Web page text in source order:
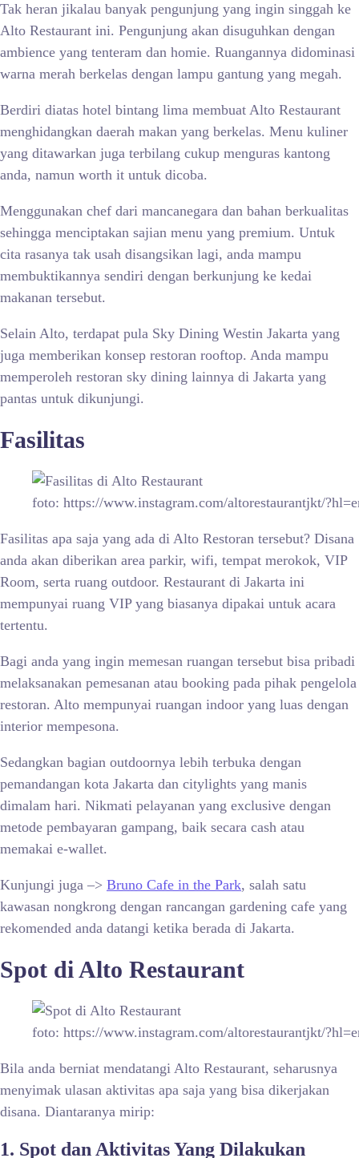
Tak heran jikalau banyak pengunjung yang ingin singgah ke
Alto Restaurant ini. Pengunjung akan disuguhkan dengan
ambience yang tenteram dan homie. Ruangannya didominasi
warna merah berkelas dengan lampu gantung yang megah.
Berdiri diatas hotel bintang lima membuat Alto Restaurant
menghidangkan daerah makan yang berkelas. Menu kuliner
yang ditawarkan juga terbilang cukup menguras kantong
anda, namun worth it untuk dicoba.
Menggunakan chef dari mancanegara dan bahan berkualitas
sehingga menciptakan sajian menu yang premium. Untuk
cita rasanya tak usah disangsikan lagi, anda mampu
membuktikannya sendiri dengan berkunjung ke kedai
makanan tersebut.
Selain Alto, terdapat pula Sky Dining Westin Jakarta yang
juga memberikan konsep restoran rooftop. Anda mampu
memperoleh restoran sky dining lainnya di Jakarta yang
pantas untuk dikunjungi.
Fasilitas
foto: https://www.instagram.com/altorestaurantjkt/
Fasilitas apa saja yang ada di Alto Restoran tersebut? Disana
anda akan diberikan area parkir, wifi, tempat merokok, VIP
Room, serta ruang outdoor. Restaurant di Jakarta ini
mempunyai ruang VIP yang biasanya dipakai untuk acara
tertentu.
Bagi anda yang ingin memesan ruangan tersebut bisa pribadi
melaksanakan pemesanan atau booking pada pihak pengelola
restoran. Alto mempunyai ruangan indoor yang luas dengan
interior mempesona.
Sedangkan bagian outdoornya lebih terbuka dengan
pemandangan kota Jakarta dan citylights yang manis
dimalam hari. Nikmati pelayanan yang exclusive dengan
metode pembayaran gampang, baik secara cash atau
memakai e-wallet.
Kunjungi juga –> Bruno Cafe in the Park, salah satu
kawasan nongkrong dengan rancangan gardening cafe yang
rekomended anda datangi ketika berada di Jakarta.
Spot di Alto Restaurant
foto: https://www.instagram.com/altorestaurantjkt/
Bila anda berniat mendatangi Alto Restaurant, seharusnya
menyimak ulasan aktivitas apa saja yang bisa dikerjakan
disana. Diantaranya mirip:
1. Spot dan Aktivitas Yang Dilakukan